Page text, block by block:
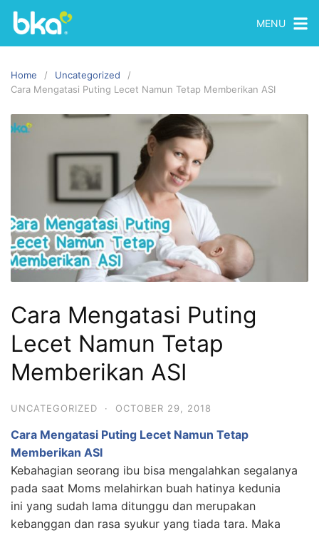
MENU
Home
Uncategorized
Cara Mengatasi Puting Lecet Namun Tetap Memberikan ASI
Cara Mengatasi Puting
Lecet Namun Tetap
Memberikan ASI
UNCATEGORIZED · OCTOBER 29, 2018
Cara Mengatasi Puting Lecet Namun Tetap
Memberikan ASI
Kebahagian seorang ibu bisa mengalahkan segalanya
pada saat Moms melahirkan buah hatinya kedunia
ini yang sudah lama ditunggu dan merupakan
kebanggan dan rasa syukur yang tiada tara. Maka